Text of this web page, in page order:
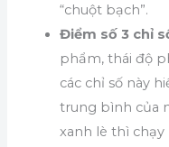
“chuột bạch”.
Điểm số 3 chỉ
phẩm, thái độ
các chỉ số này
trung bình của
xanh lè thì chạy